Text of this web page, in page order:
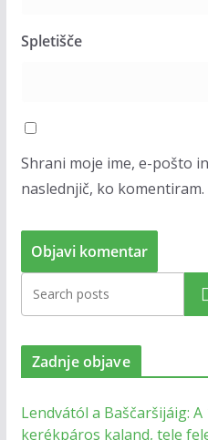
Spletišče
Shrani moje ime, e-pošto
naslednjič, ko komentiram.
Zadnje objave
Lendvától a Baščaršijáig:
kerékpáros kaland, tele